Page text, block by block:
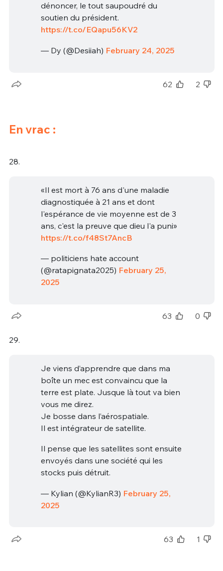
dénoncer, le tout saupoudré du
soutien du président.
https://t.co/EQapu56KV2
— Dy (@Desiiah) February 24, 2025
62 2
En vrac :
28.
«Il est mort à 76 ans d'une maladie
diagnostiquée à 21 ans et dont
l'espérance de vie moyenne est de 3
ans, c'est la preuve que dieu l'a puni»
https://t.co/f48St7AncB
— politiciens hate account
(@ratapignata2025) February 25,
2025
63 0
29.
Je viens d’apprendre que dans ma
boîte un mec est convaincu que la
terre est plate. Jusque là tout va bien
vous me direz.
Je bosse dans l’aérospatiale.
Il est intégrateur de satellite.
Il pense que les satellites sont ensuite
envoyés dans une société qui les
stocks puis détruit.
— Kylian (@KylianR3) February 25,
2025
63 1